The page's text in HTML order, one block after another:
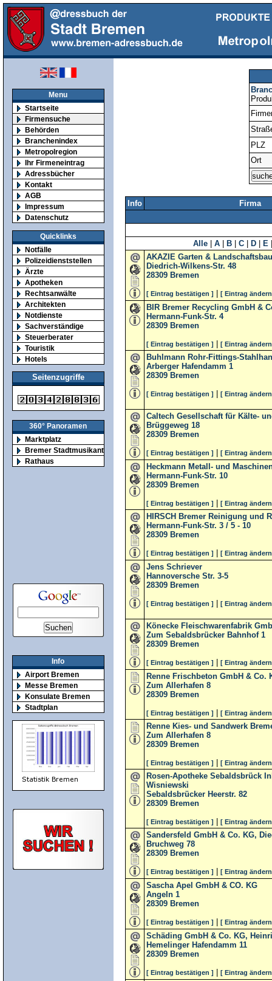
Menu
Startseite
Firmensuche
Behörden
Branchenindex
Metropolregion
Ihr Firmeneintrag
Adressbücher
Kontakt
AGB
Impressum
Datenschutz
Quicklinks
Notfälle
Polizeidienststellen
Ärzte
Apotheken
Rechtsanwälte
Architekten
Notdienste
Sachverständige
Steuerberater
Touristik
Hotels
Seitenzugriffe
360° Panoramen
Marktplatz
Bremer Stadtmusikanten
Rathaus
Info
Airport Bremen
Messe Bremen
Konsulate Bremen
Stadtplan
PLZ
Ort
Info Firma
Alle A B C D E
AKAZIE Garten & Landschaftsbau
Diedrich-Wilkens-Str. 48
28309 Bremen
[ Eintrag bestätigen ] [ Eintrag
BIR Bremer Recycling GmbH &
Hermann-Funk-Str. 4
28309 Bremen
[ Eintrag bestätigen ] [ Eintrag
Buhlmann Rohr-Fittings-
Arberger Hafendamm 1
28309 Bremen
[ Eintrag bestätigen ] [ Eintrag
Caltech Gesellschaft für Kälte-
Brüggeweg 18
28309 Bremen
[ Eintrag bestätigen ] [ Eintrag
Heckmann Metall- und
Hermann-Funk-Str. 10
28309 Bremen
[ Eintrag bestätigen ] [ Eintrag
HIRSCH Bremer Reinigung und
Hermann-Funk-Str. 3 / 5 - 10
28309 Bremen
[ Eintrag bestätigen ] [ Eintrag
Jens Schriever
Hannoversche Str. 3-5
28309 Bremen
[ Eintrag bestätigen ] [ Eintrag
Könecke Fleischwarenfabrik
Zum Sebaldsbrücker Bahnhof 1
28309 Bremen
[ Eintrag bestätigen ] [ Eintrag
Renne Frischbeton GmbH & Co.
Zum Allerhafen 8
28309 Bremen
[ Eintrag bestätigen ] [ Eintrag
Renne Kies- und Sandwerk
Zum Allerhafen 8
28309 Bremen
[ Eintrag bestätigen ] [ Eintrag
Rosen-Apotheke Sebaldsbrück
Wisniewski
Sebaldsbrücker Heerstr. 82
28309 Bremen
[ Eintrag bestätigen ] [ Eintrag
Sandersfeld GmbH & Co. KG,
Bruchweg 78
28309 Bremen
[ Eintrag bestätigen ] [ Eintrag
Sascha Apel GmbH & CO. KG
Angeln 1
28309 Bremen
[ Eintrag bestätigen ] [ Eintrag
Schäding GmbH & Co. KG,
Hemelinger Hafendamm 11
28309 Bremen
[ Eintrag bestätigen ] [ Eintrag